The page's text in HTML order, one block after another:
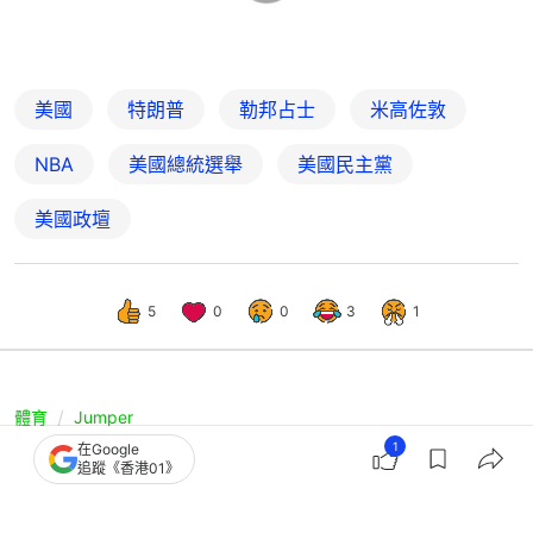
美國 特朗普 勒邦占士 米高佐敦
NBA 美國總統選舉 美國民主黨
美國政壇
5 0 0 3 1
體育 Jumper
NBA｜特朗普入場累紐約人主場落敗？
在Google
追蹤《香港01》
1